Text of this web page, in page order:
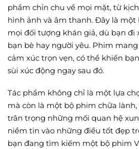
phẩm chỉn chu về mọi mặt, từ
hình ảnh và âm thanh. Đây là
mọi đối tượng khán giả, dù bạn đi
bạn bè hay người yêu. Phim
cảm xúc trọn vẹn, có thể khiến
sùi xúc động ngay sau đó.
Tác phẩm không chỉ là một lựa
mà còn là một bộ phim chữa
trân trọng những mối quan hệ
niềm tin vào những điều tốt đẹp
bạn đang tìm kiếm một bộ phim